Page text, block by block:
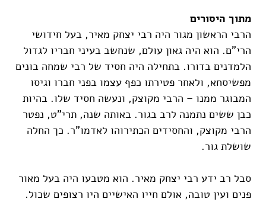
מתוך היסורים
הרבי הראשון מגור היה רבי יצחק מאיר, בעל חידושי
הרי"ם. הוא היה גאון עולם, שנחשב בעיני חבריו לגדול
הלמדנים בדורו. בתחילה היה חסיד של רבי שמחה בונים
מפשיסחא, ולאחר פטירתו כפף עצמו בפני חברו וגיסו
המבוגר ממנו – הרבי מקוצק, ונעשה חסיד שלו. בהיות
כבן ששים נתמנה לרב בגור. באותה שנה, תרי"ט, נפטר
הרבי מקוצק, והחסידים הכתירוהו לאדמו"ר. כך החלה
שושלת גור.
סבל רב ידע רבי יצחק מאיר. הוא מטבעו היה בעל מאור
פנים ועין טובה, אולם חייו האישיים היו רצופים שכול.